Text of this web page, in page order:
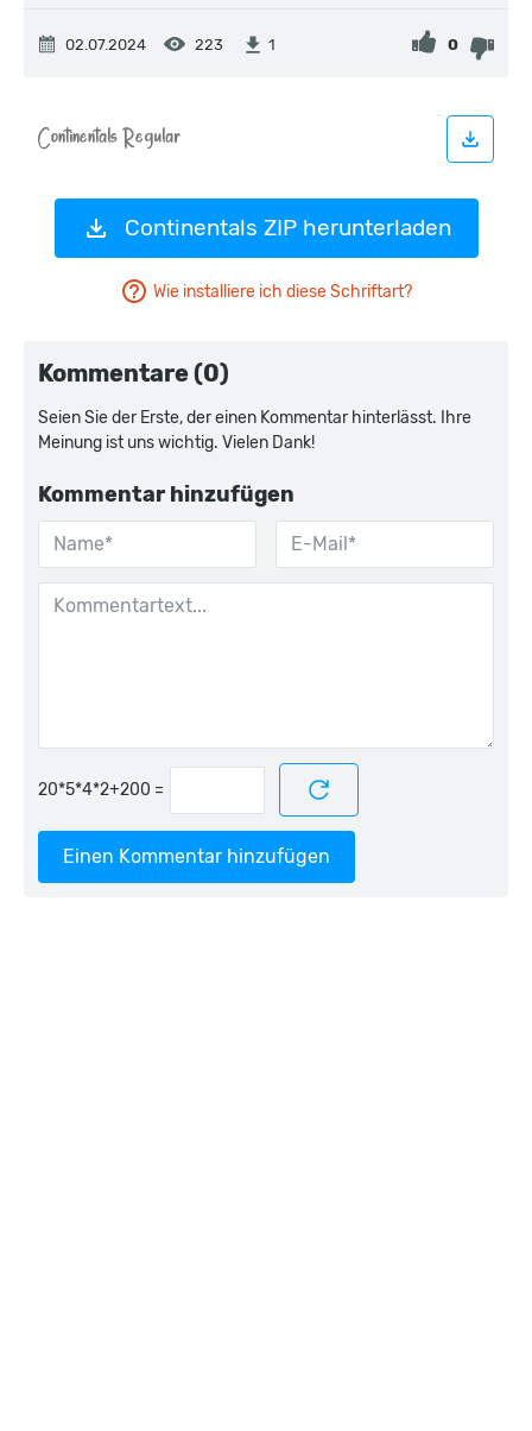
02.07.2024 223 1 0
Continentals ZIP herunterladen
Wie installiere ich diese Schriftart?
Kommentare (0)
Seien Sie der Erste, der einen Kommentar hinterlässt. Ihre
Meinung ist uns wichtig. Vielen Dank!
Kommentar hinzufügen
=
Einen Kommentar hinzufügen